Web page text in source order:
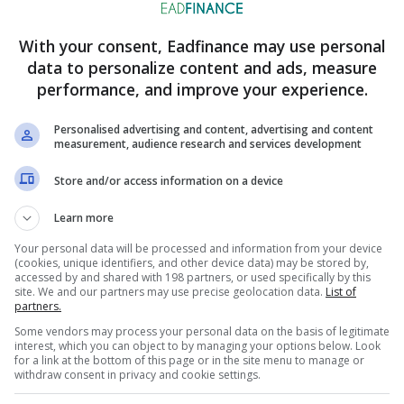
reflète votre engagement et votre souci du détail.
entretien , prenez le temps de bien vous préparer. Faites des
vous à répondre aux questions d’entretien courantes, telles
du travail en équipe. Soyez prêt à discuter de toute
des tâches physiques efficacement. En outre,
montrer votre intérêt et votre compréhension du rôle.
à démontrer vos compétences pratiques. Cela pourrait inclure la
dans le passé, votre approche pour maintenir un espace de
les produits sont correctement approvisionnés et étiquetés.
et votre préparation pour le rôle. De plus, montrer une
comme un candidat exceptionnel.
vosintervieweurspeut faire une grande différence. Montrez un
sur l’équipe avec laquelle vous travaillerez, les attentes
With your consent, Eadfinance may use personal
data to personalize content and ads, measure
performance, and improve your experience.
Personalised advertising and content, advertising and content
measurement, audience research and services development
Store and/or access information on a device
Learn more
Your personal data will be processed and information from your device
(cookies, unique identifiers, and other device data) may be stored by,
accessed by and shared with 198 partners, or used specifically by this
site. We and our partners may use precise geolocation data. List of
partners.
Some vendors may process your personal data on the basis of legitimate
interest, which you can object to by managing your options below. Look
for a link at the bottom of this page or in the site menu to manage or
withdraw consent in privacy and cookie settings.